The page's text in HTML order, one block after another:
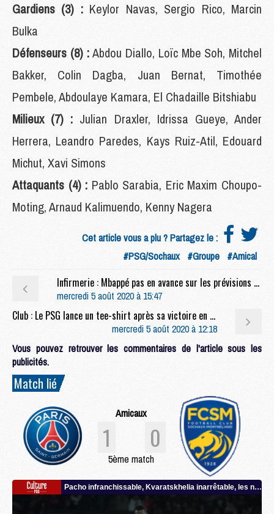
Gardiens (3) : Keylor Navas, Sergio Rico, Marcin
Bulka
Défenseurs (8) :Abdou Diallo, Loïc Mbe Soh, Mitchel
Bakker, Colin Dagba, Juan Bernat, Timothée
Pembele, Abdoulaye Kamara, El Chadaille Bitshiabu
Milieux (7) : Julian Draxler, Idrissa Gueye, Ander
Herrera, Leandro Paredes, Kays Ruiz-Atil, Edouard
Michut, Xavi Simons
Attaquants (4) : Pablo Sarabia, Eric Maxim Choupo-
Moting, Arnaud Kalimuendo, Kenny Nagera
Cet article vous a plu ? Partagez le :
#PSG/Sochaux #Groupe #Amical
Infirmerie : Mbappé pas en avance sur les prévisions de reprise
mercredi 5 août 2020 à 15:47
Club : Le PSG lance un tee-shirt après sa victoire en Coupe de la Ligue
mercredi 5 août 2020 à 12:18
Vous pouvez retrouver les commentaires de l'article sous les
publicités.
Match lié
Amicaux
1 0
5ème match